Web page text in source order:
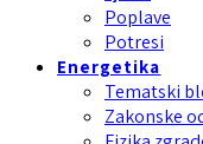
Poplave
Potresi
Energetika
Tematski
Zakonske